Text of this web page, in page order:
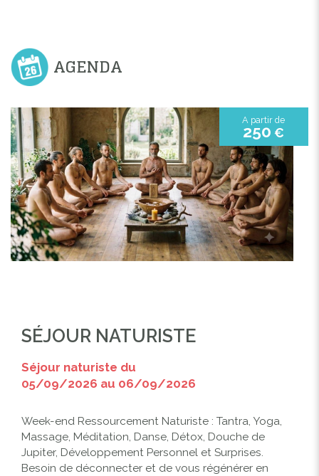
AGENDA
A partir de
250 €
SÉJOUR NATURISTE
Séjour naturiste du
05/09/2026 au 06/09/2026
Week-end Ressourcement Naturiste : Tantra, Yoga,
Massage, Méditation, Danse, Détox, Douche de
Jupiter, Développement Personnel et Surprises.
Besoin de déconnecter et de vous régénérer en